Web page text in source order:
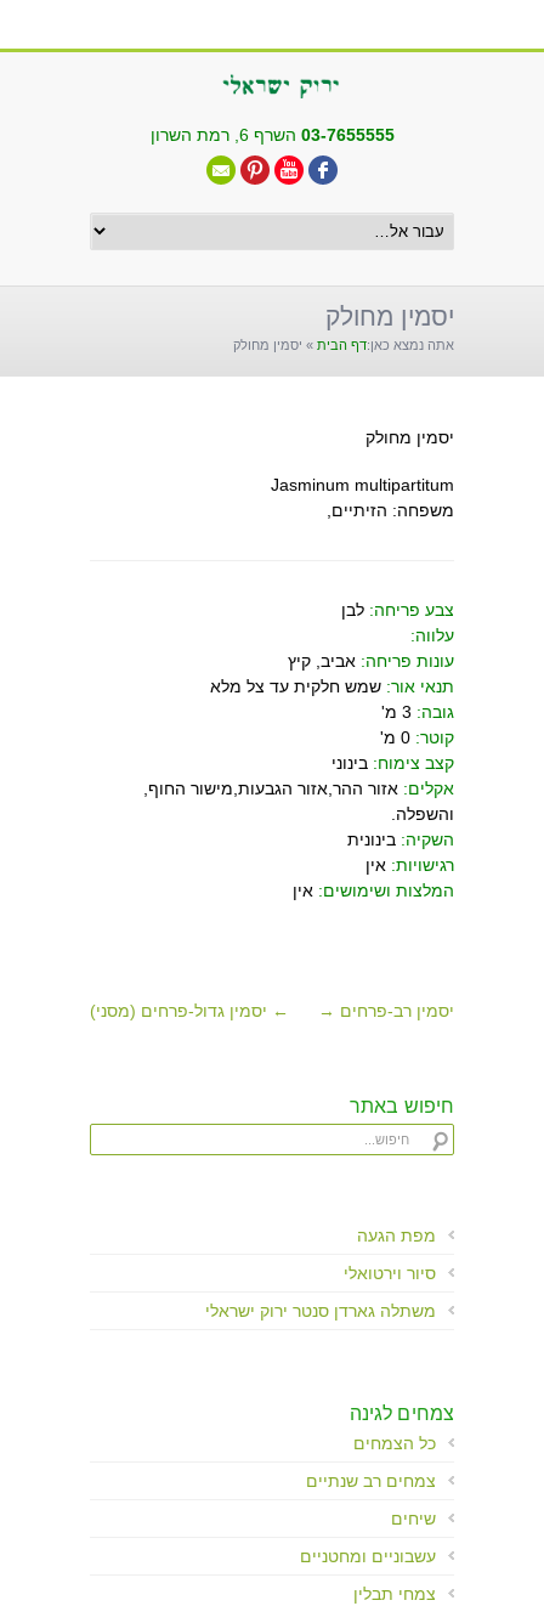
03-7655555 השרף 6, רמת השרון
יסמין מחולק
אתה נמצא כאן:דף הבית » יסמין מחולק
יסמין מחולק
Jasminum multipartitum
משפחה: הזיתיים,
צבע פריחה: לבן
עלווה:
עונות פריחה: אביב, קיץ
תנאי אור: שמש חלקית עד צל מלא
גובה:
קוטר:
קצב צימוח: בינוני
אקלים: אזור ההר,אזור הגבעות,מישור החוף,
והשפלה.
השקיה: בינונית
רגישויות: אין
המלצות ושימושים: אין
← יסמין גדול-פרחים (מסני) יסמין רב-פרחים →
חיפוש באתר
מפת הגעה
סיור וירטואלי
משתלה גארדן סנטר ירוק ישראלי
צמחים לגינה
כל הצמחים
צמחים רב שנתיים
שיחים
עשבוניים ומחטניים
צמחי תבלין